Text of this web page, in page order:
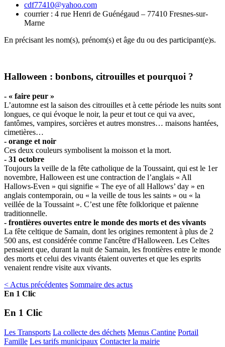
cdf77410@yahoo.com
courrier : 4 rue Henri de Guénégaud – 77410 Fresnes-sur-
Marne
En précisant les nom(s), prénom(s) et âge du ou des participant(e)s.
Halloween : bonbons, citrouilles et pourquoi ?
- « faire peur »
L’automne est la saison des citrouilles et à cette période les nuits sont
longues, ce qui évoque le noir, la peur et tout ce qui va avec,
fantômes, vampires, sorcières et autres monstres… maisons hantées,
cimetières…
- orange et noir
Ces deux couleurs symbolisent la moisson et la mort.
- 31 octobre
Toujours la veille de la fête catholique de la Toussaint, qui est le 1er
novembre, Halloween est une contraction de l’anglais « All
Hallows-Even » qui signifie « The eye of all Hallows’ day » en
anglais contemporain, ou « la veille de tous les saints » ou « la
veillée de la Toussaint ». C’est une fête folklorique et païenne
traditionnelle.
- frontières ouvertes entre le monde des morts et des vivants
La fête celtique de Samain, dont les origines remontent à plus de 2
500 ans, est considérée comme l'ancêtre d'Halloween. Les Celtes
pensaient que, durant la nuit de Samain, les frontières entre le monde
des morts et celui des vivants étaient ouvertes et que les esprits
venaient rendre visite aux vivants.
< Actus précédentes Sommaire des actus
En 1 Clic
En 1 Clic
Les Transports La collecte des déchets Menus Cantine Portail
Famille Les tarifs municipaux Contacter la mairie